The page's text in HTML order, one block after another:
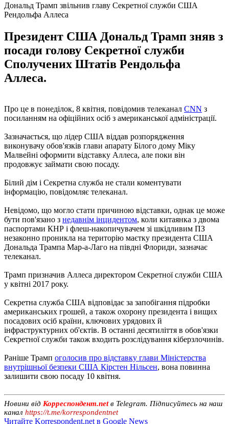
Дональд Трамп звільнив главу Секретної служби США
Рендольфа Аллеса
Президент США Дональд Трамп зняв з
посади голову Секретної служби
Сполучених Штатів Рендольфа
Аллеса.
Про це в понеділок, 8 квітня, повідомив телеканал CNN з
посиланням на офіційних осіб з американської адміністрації.
Зазначається, що лідер США віддав розпорядження
виконувачу обов'язків глави апарату Білого дому Міку
Малвейні оформити відставку Аллеса, але поки він
продовжує займати свою посаду.
Білий дім і Секретна служба не стали коментувати
інформацію, повідомляє телеканал.
Невідомо, що могло стати причиною відставки, однак це може
бути пов'язано з недавнім інцидентом, коли китаянка з двома
паспортами КНР і флеш-накопичувачем зі шкідливим ПЗ
незаконно проникла на територію маєтку президента США
Дональда Трампа Мар-а-Лаго на півдні Флориди, зазначає
телеканал.
Трамп призначив Аллеса директором Секретної служби США
у квітні 2017 року.
Секретна служба США відповідає за запобігання підробки
американських грошей, а також охорону президента і вищих
посадових осіб країни, ключових урядових й
інфраструктурних об'єктів. В останні десятиліття в обов'язки
Секретної служби також входить розслідування кіберзлочинів.
Раніше Трамп оголосив про відставку глави Міністерства
внутрішньої безпеки США Кірстен Нільсен, вона повинна
залишити свою посаду 10 квітня.
Новини від Корреспондент.netв Telegram. Підписуйтесь на наш
канал https://t.me/korrespondentnet
Читайте Korrespondent.net в Google News